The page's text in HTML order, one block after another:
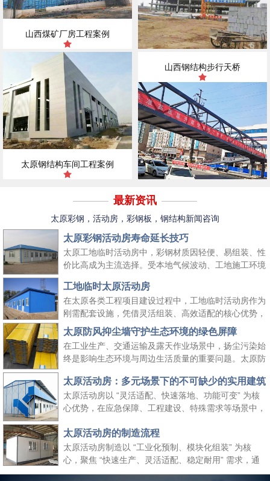
山西煤矿厂房工程案例
太原钢结构车间工程案例
山西钢结构步行天桥
最新资讯
太原彩钢，活动房，彩钢板，钢结构新闻咨询
太原彩钢活动房寿命延长技巧
太原工地临时活动房中，彩钢材质因轻便、易组装、性
价比高成为主流选择。受本地气候波动、工地施工环境
握科学的养护方法，既能延长其使用周期、降低工地周
转成本，又能保障太原工地临时活动房的使用安全，适
配长期施工场景需求。
工地临时太原活动房
在太原各类工程项目建设过程中，工地临时活动房作为
刚需配套设施，凭借灵活组装、高效适配的核心优势，
成为保障施工团队生活与工作的重要空间载体。它既能
快速响应工地临时空间需求，又能适配太原本地气候与
施工场景特点，为工程项目顺利推进提供坚实支撑，同
时契合绿色施工、高效管控的行业理念。
太原防风抑尘墙守护生态环境的绿色屏障
在工业生产、交通运输及露天作业场景中，扬尘污染始
终是影响生态环境与周边生活质量的重要问题。太原防
学的结构设计与实用性能，成为各行各业管控扬尘、践
行绿色发展理念的关键选择，为生态保护与生产安全筑
起双重防线。
太原活动房：多元场景下的不可缺少的实用建筑
太原活动房以 “灵活适配、快速落地、功能可变” 为核
心优势，在应急保障、工程建设、特殊需求等场景中，
决了 “临时使用” 的便捷性需求，更填补了传统建筑在
时效性、灵活性与经济性上的空白，是现代社会应对多
元需求的重要建筑补充。
太原活动房的制造流程
太原活动房制造以 “工业化预制、模块化组装” 为核
心，聚焦 “快速生产、灵活适配、稳定耐用” 需求，通
过标准化流程把控各环节，确保成品满足临时办公、居